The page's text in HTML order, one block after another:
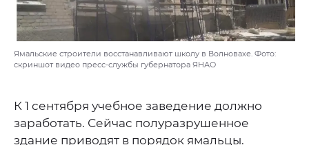
Ямальские строители восстанавливают школу в Волновахе. Фото:
скриншот видео пресс-службы губернатора ЯНАО
К 1 сентября учебное заведение должно
заработать. Сейчас полуразрушенное
здание приводят в порядок ямальцы.